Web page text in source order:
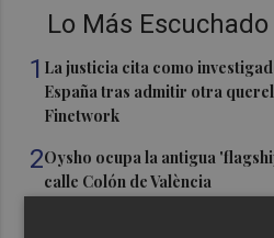
Lo Más Escuchado
1 La justicia cita como
España tras admitir otra
Finetwork
2Oysho ocupa la antigua
calle Colón de València